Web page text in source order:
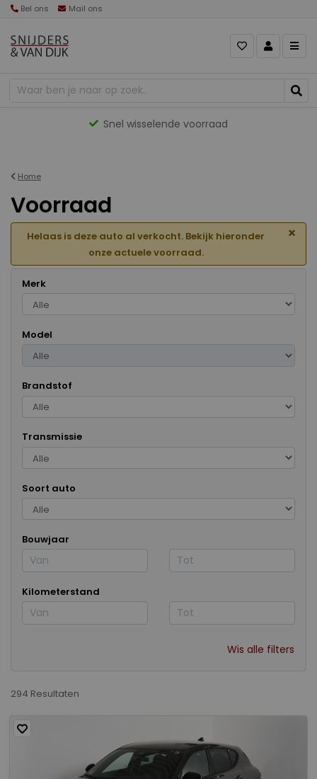
Bel ons Mail ons
Gevarieerd aanbod
Home
Voorraad
Helaas is deze auto al verkocht. Bekijk hieronder
onze actuele voorraad.
×
Merk
Model
Brandstof
Transmissie
Soort auto
Bouwjaar
Kilometerstand
Wis alle filters
294 Resultaten